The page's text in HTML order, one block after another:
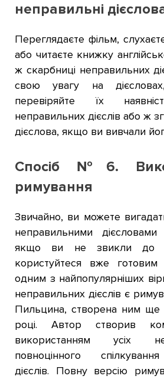
неправильні
Переглядаєте фільм,
або читаєте книжку
ж скарбниці неправильних
свою увагу на
перевіряйте їх
неправильних дієслів або ж
дієслова, якщо ви вивчали
Спосіб №6.
римування
Звичайно, ви можете
неправильними
якщо ви не звикли до
користуйтеся вже готовим
одним з найпопулярніших
неправильних дієслів є
Пильцина, створена ним ще
році. Автор створив
використанням усіх
повноцінного
дієслів. Повну версію